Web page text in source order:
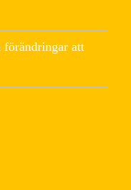
förändringar att